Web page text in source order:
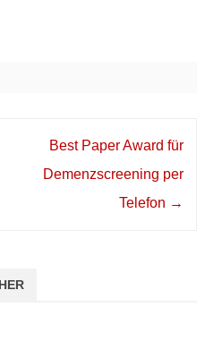
Best Paper Award für
Demenzscreening per
Telefon →